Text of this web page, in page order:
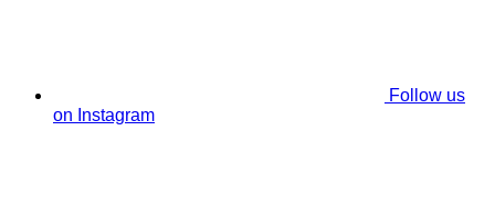
Follow us
on Instagram